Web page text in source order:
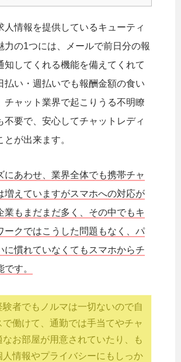
人情報を提供しているキューティ
力の1つには、メールで前日分の報
知してくれる機能を備えてくれて
払い・週払いでも報酬金額の食い
チャット業界で起こりうる不明瞭
不要で、安心してチャットレディ
とが出来ます。
にあわせ、業界全体でも携帯チャ
増えていますがスマホへの対応が
業もまだまだ多く、その中でもキ
ークではこうした問題もなく、パ
に慣れていなくてもスマホからチ
す。
験者でもノルマは一切ないので自
働けて、通勤では手当てやチャ
なお部屋が用意されていたり、も
人情報やプライバシーにもしっか